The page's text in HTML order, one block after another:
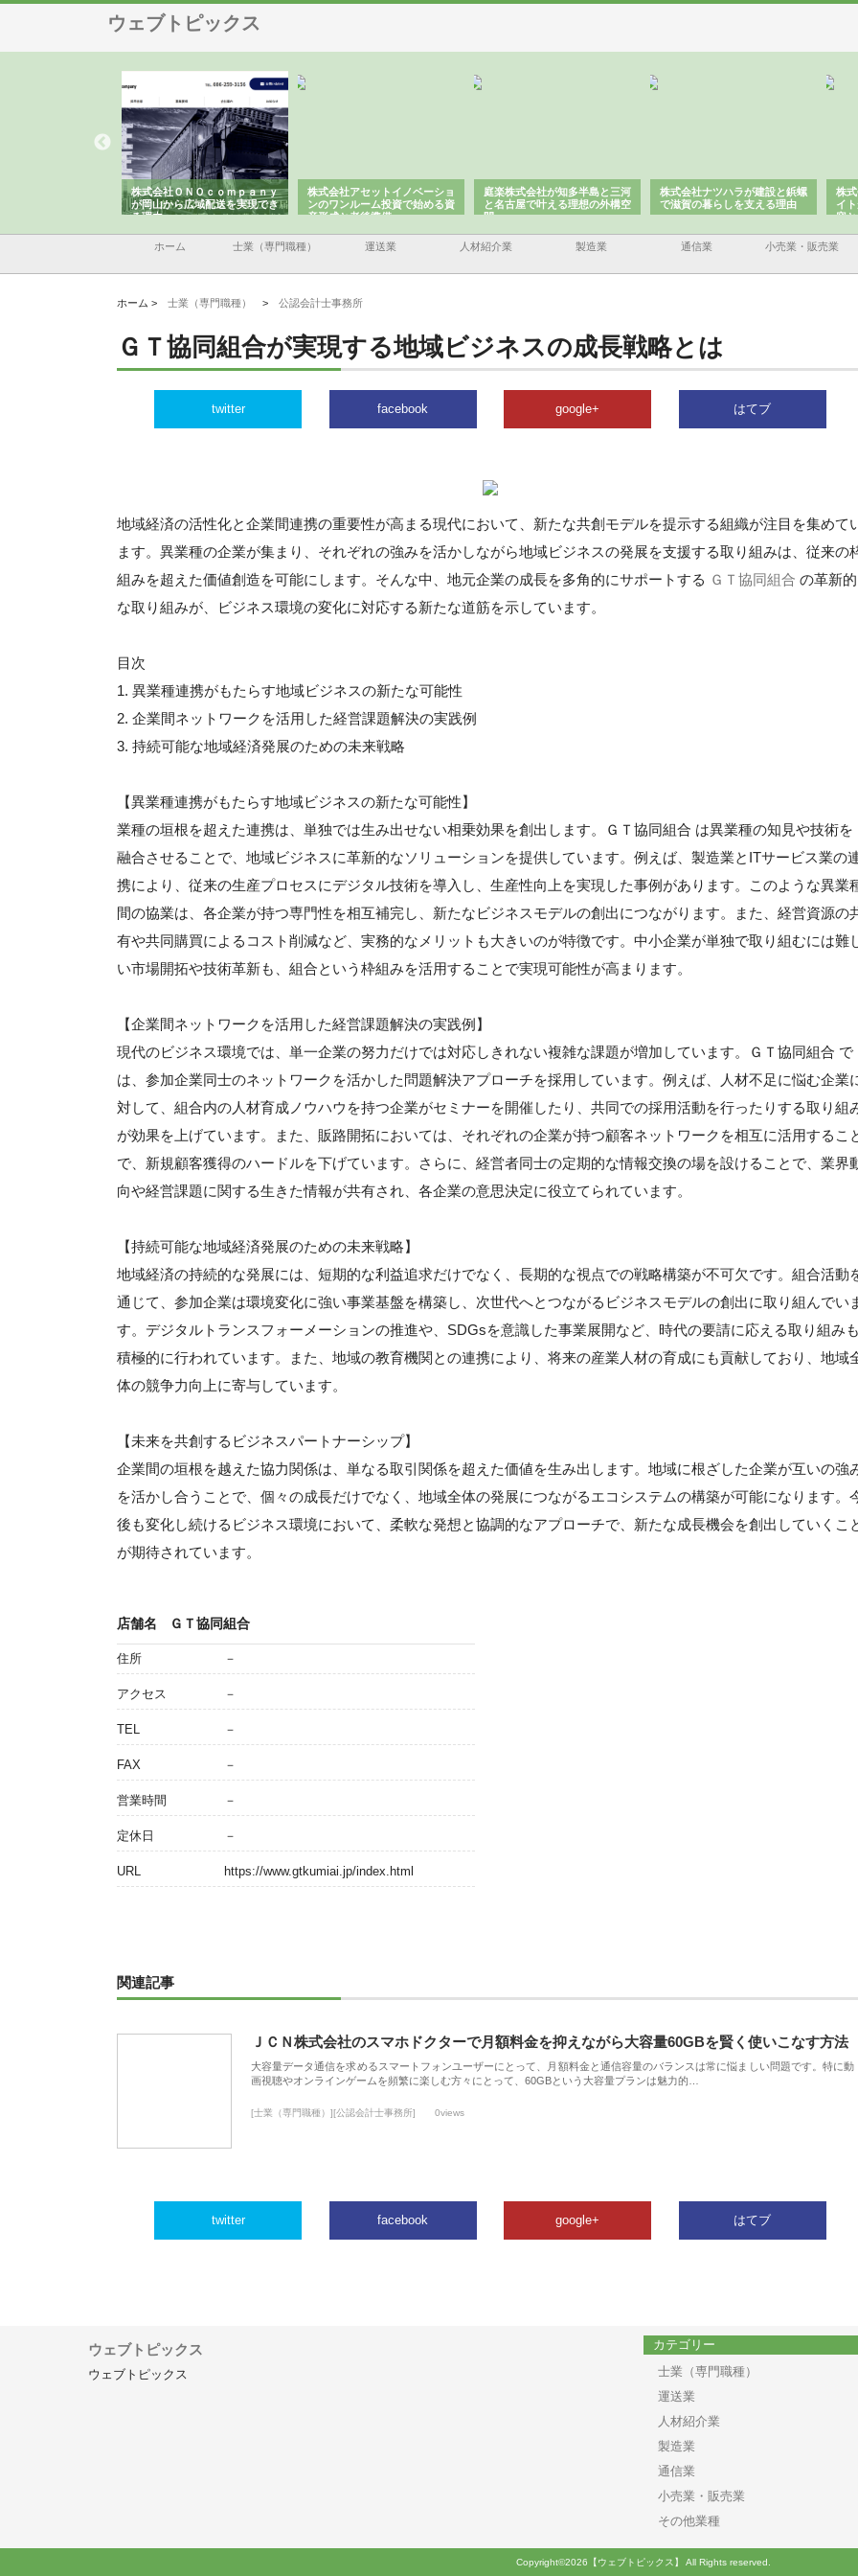
ウェブトピックス
株式会社ＯＮＯｃｏｍｐａｎｙ
が岡山から広域配送を実現でき
る理由
株式会社アセットイノベーショ
ンのワンルーム投資で始める資
産形成と老後準備
庭楽株式会社が知多半島と三河
と名古屋で叶える理想の外構空
間
株式会社ナツハラが建設と鋲螺
で滋賀の暮らしを支える理由
株
イ
容
ホーム 士業（専門職種） 運送業 人材紹介業 製造業 通信業 小売業・販売業
ホーム > 士業（専門職種） > 公認会計士事務所
ＧＴ協同組合が実現する地域ビジネスの成長戦略とは
twitter facebook google+ はてブ
地域経済の活性化と企業間連携の重要性が高まる現代において、新たな共創モデルを提示する組織が注目を集めて
ます。異業種の企業が集まり、それぞれの強みを活かしながら地域ビジネスの発展を支援する取り組みは、従来の
組みを超えた価値創造を可能にします。そんな中、地元企業の成長を多角的にサポートする ＧＴ協同組合 の革新的
な取り組みが、ビジネス環境の変化に対応する新たな道筋を示しています。
目次
1. 異業種連携がもたらす地域ビジネスの新たな可能性
2. 企業間ネットワークを活用した経営課題解決の実践例
3. 持続可能な地域経済発展のための未来戦略
【異業種連携がもたらす地域ビジネスの新たな可能性】
業種の垣根を超えた連携は、単独では生み出せない相乗効果を創出します。ＧＴ協同組合 は異業種の知見や技術を
融合させることで、地域ビジネスに革新的なソリューションを提供しています。例えば、製造業とITサービス業の
携により、従来の生産プロセスにデジタル技術を導入し、生産性向上を実現した事例があります。このような異業
間の協業は、各企業が持つ専門性を相互補完し、新たなビジネスモデルの創出につながります。また、経営資源の
有や共同購買によるコスト削減など、実務的なメリットも大きいのが特徴です。中小企業が単独で取り組むには難
い市場開拓や技術革新も、組合という枠組みを活用することで実現可能性が高まります。
【企業間ネットワークを活用した経営課題解決の実践例】
現代のビジネス環境では、単一企業の努力だけでは対応しきれない複雑な課題が増加しています。ＧＴ協同組合 で
は、参加企業同士のネットワークを活かした問題解決アプローチを採用しています。例えば、人材不足に悩む企業
対して、組合内の人材育成ノウハウを持つ企業がセミナーを開催したり、共同での採用活動を行ったりする取り組
が効果を上げています。また、販路開拓においては、それぞれの企業が持つ顧客ネットワークを相互に活用するこ
で、新規顧客獲得のハードルを下げています。さらに、経営者同士の定期的な情報交換の場を設けることで、業界
向や経営課題に関する生きた情報が共有され、各企業の意思決定に役立てられています。
【持続可能な地域経済発展のための未来戦略】
地域経済の持続的な発展には、短期的な利益追求だけでなく、長期的な視点での戦略構築が不可欠です。組合活動
通じて、参加企業は環境変化に強い事業基盤を構築し、次世代へとつながるビジネスモデルの創出に取り組んでい
す。デジタルトランスフォーメーションの推進や、SDGsを意識した事業展開など、時代の要請に応える取り組みも
積極的に行われています。また、地域の教育機関との連携により、将来の産業人材の育成にも貢献しており、地域
体の競争力向上に寄与しています。
【未来を共創するビジネスパートナーシップ】
企業間の垣根を越えた協力関係は、単なる取引関係を超えた価値を生み出します。地域に根ざした企業が互いの強
を活かし合うことで、個々の成長だけでなく、地域全体の発展につながるエコシステムの構築が可能になります。
後も変化し続けるビジネス環境において、柔軟な発想と協調的なアプローチで、新たな成長機会を創出していくこ
が期待されています。
店舗名 ＧＴ協同組合
住所 －
アクセス －
TEL －
FAX －
営業時間 －
定休日 －
URL https://www.gtkumiai.jp/index.html
関連記事
ＪＣＮ株式会社のスマホドクターで月額料金を抑えながら大容量60GBを賢く使いこなす方法
大容量データ通信を求めるスマートフォンユーザーにとって、月額料金と通信容量のバランスは常に悩ましい問題です。特に動
画視聴やオンラインゲームを頻繁に楽しむ方々にとって、60GBという大容量プランは魅力的…
[士業（専門職種）][公認会計士事務所] 0views
twitter facebook google+ はてブ
ウェブトピックス
ウェブトピックス
カテゴリー
士業（専門職種）
運送業
人材紹介業
製造業
通信業
小売業・販売業
その他業種
Copyright©2026【ウェブトピックス】 All Rights reserved.